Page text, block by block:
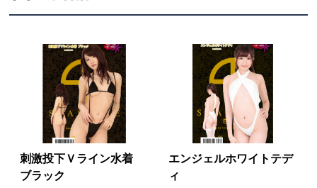
刺激投下Ｖライン水着
ブラック
エンジェルホワイトテデ
ィ